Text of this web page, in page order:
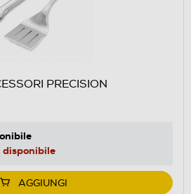
PRECISION
disponibile
AGGIUNGI